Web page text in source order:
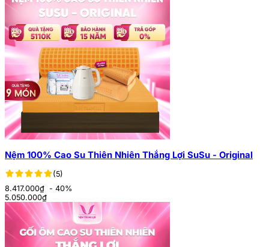
Nệm 100% Cao Su Thiên Nhiên Thắng Lợi SuSu - Original
(5)
8.417.000₫ - 40%
5.050.000₫